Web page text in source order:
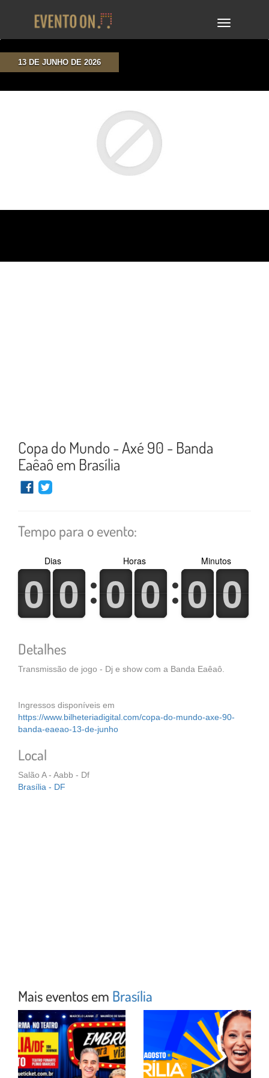
TOGGLE
13 DE JUNHO DE 2026
Copa do Mundo - Axé 90 - Banda
Eaêaô em Brasília
Tempo para o evento:
0
0
1
1 0
0
1
1
Dias
0
0
1
1 0
0
1
1
Horas
0
0
1
1 0
0
1
1
Minutos
Detalhes
Transmissão de jogo - Dj e show com a Banda Eaêaô.
Ingressos disponíveis em
https://www.bilheteriadigital.com/copa-do-mundo-axe-90-
banda-eaeao-13-de-junho
Local
Salão A - Aabb - Df
Brasília - DF
Mais eventos em Brasília